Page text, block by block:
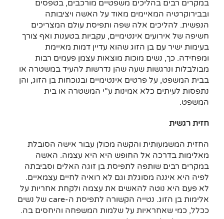
במקרים רבים בהליכים משפטיים מורכבים, בטפסים
ובבירוקרטיה המאיימים מאוד על האשה ויציבותה
הנפשית. להליכים אלה שפה ותפיסת עולם המצריכים
חשיפה של אירועים אינטימיים, עקביות בטענות ואף צורך
בעימות ישיר עם בן הזוג שהוא עדיין דמות מאיימת
ומפחידה. כך, נשים מוכות מוצאות עצמן פעמים רבות
מבולבלות ונרגשות שעה שהן נדרשות להעיד במשטרה או
בבית המשפט, על פרטים אינטימיים ובנוכחות בן הזוג, והן
נתפסות לעיתים כלא אמינות ע"י המשטרה או בית
המשפט.
חזית רגשית
החזית המשמעותית והקשה מכולן עבור אישה הסובלת
מאלימות בדרכה אל החופש היא היא עצמה. האשה
במקרים רבים שותפה לתפיסת בן זוגה האלים וסביבתה
לפיה היא איננה מסוגלת וגם לא רואיה לחיים עצמאיים.
לא פעם היא נוטה להאשים את עצמה ולקחת אחריות על
אלימות בן הזוג. נטייה הקשורה לתפיסת ה-care של נשים
ככלל, כמי שאחראיות על שלמות המשפחה והיחסים בה.